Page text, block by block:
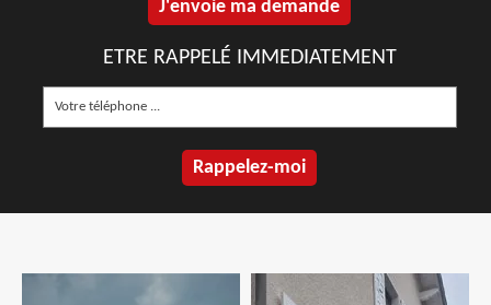
ETRE RAPPELÉ IMMEDIATEMENT